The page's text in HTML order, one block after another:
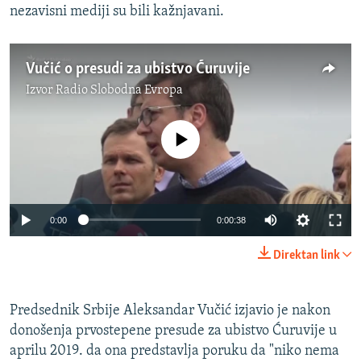
nezavisni mediji su bili kažnjavani.
Vučić o presudi za ubistvo Ćuruvije
IzvorRadio Slobodna Evropa
No media source currently available
0:00 0:00:38
Direktan link
Predsednik Srbije Aleksandar Vučić izjavio je nakon
donošenja prvostepene presude za ubistvo Ćuruvije u
aprilu 2019. da ona predstavlja poruku da "niko nema